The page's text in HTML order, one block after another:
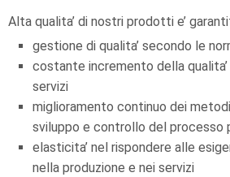
Alta qualita’ di nostri prodotti e’
gestione di qualita’ secondo le
costante incremento della
servizi
miglioramento continuo dei
sviluppo e controllo del processo
elasticita’ nel rispondere alle
nella produzione e nei servizi